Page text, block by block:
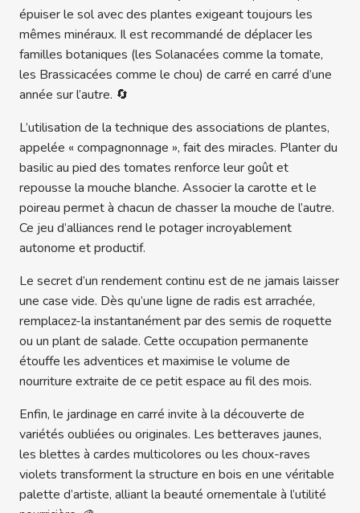
épuiser le sol avec des plantes exigeant toujours les
mêmes minéraux. Il est recommandé de déplacer les
familles botaniques (les Solanacées comme la tomate,
les Brassicacées comme le chou) de carré en carré d’une
année sur l’autre. 🔄
L’utilisation de la technique des associations de plantes,
appelée « compagnonnage », fait des miracles. Planter du
basilic au pied des tomates renforce leur goût et
repousse la mouche blanche. Associer la carotte et le
poireau permet à chacun de chasser la mouche de l’autre.
Ce jeu d’alliances rend le potager incroyablement
autonome et productif.
Le secret d’un rendement continu est de ne jamais laisser
une case vide. Dès qu’une ligne de radis est arrachée,
remplacez-la instantanément par des semis de roquette
ou un plant de salade. Cette occupation permanente
étouffe les adventices et maximise le volume de
nourriture extraite de ce petit espace au fil des mois.
Enfin, le jardinage en carré invite à la découverte de
variétés oubliées ou originales. Les betteraves jaunes,
les blettes à cardes multicolores ou les choux-raves
violets transforment la structure en bois en une véritable
palette d’artiste, alliant la beauté ornementale à l’utilité